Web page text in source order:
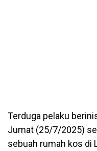
Terduga pelaku
Jumat (25/7/2025)
sebuah rumah kos di